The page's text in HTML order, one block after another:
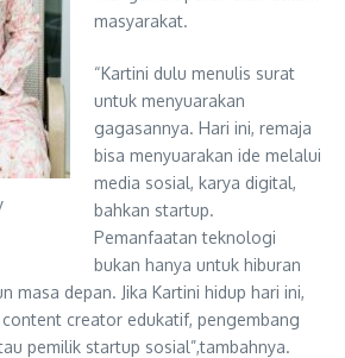
masyarakat.
“Kartini dulu menulis surat
untuk menyuarakan
gagasannya. Hari ini, remaja
bisa menyuarakan ide melalui
media sosial, karya digital,
bahkan startup.
Pemanfaatan teknologi
bukan hanya untuk hiburan
masa depan. Jika Kartini hidup hari ini,
creator edukatif, pengembang
pemilik startup sosial”,tambahnya.